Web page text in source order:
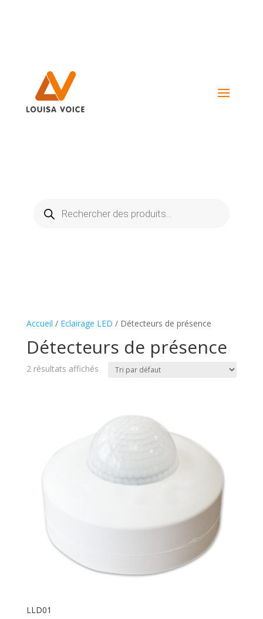
produits
Accueil / Eclairage LED / Détecteurs de présence
Détecteurs de présence
2 résultats affichés
LLD01